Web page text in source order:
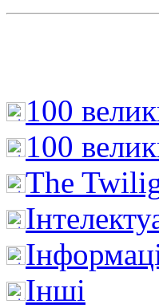
100
100
The
Інші